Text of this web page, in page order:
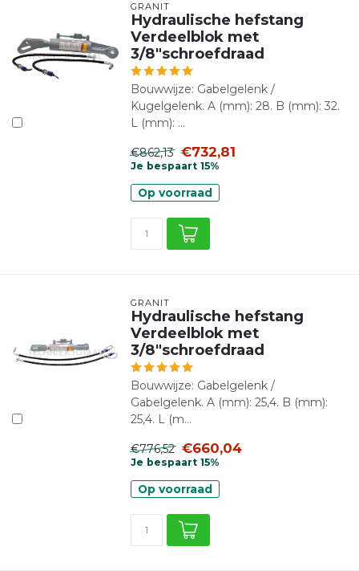
GRANIT
Hydraulische hefstang
Verdeelblok met
3/8"schroefdraad
Bouwwijze: Gabelgelenk /
Kugelgelenk. A (mm): 28. B (mm): 32.
L (mm): ...
€862,13 €732,81
Je bespaart 15%
Op voorraad
GRANIT
Hydraulische hefstang
Verdeelblok met
3/8"schroefdraad
Bouwwijze: Gabelgelenk /
Gabelgelenk. A (mm): 25,4. B (mm):
25,4. L (m...
€776,52 €660,04
Je bespaart 15%
Op voorraad